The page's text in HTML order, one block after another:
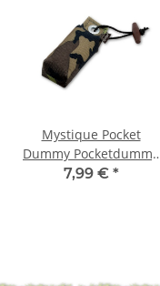
Mystique Pocket
Dummy Pocketdummy
camo 85g
7,99 € *